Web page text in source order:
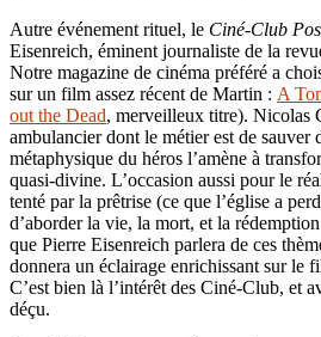
Autre événement rituel, le Ciné-Club
Eisenreich, éminent journaliste de la
Notre magazine de cinéma préféré a
sur un film assez récent de Martin : A
out the Dead, merveilleux titre). Nicolas
ambulancier dont le métier est de sauver
métaphysique du héros l’amène à
quasi-divine. L’occasion aussi pour le
tenté par la prêtrise (ce que l’église a
d’aborder la vie, la mort, et la
que Pierre Eisenreich parlera de ces
donnera un éclairage enrichissant sur le
C’est bien là l’intérêt des Ciné-Club, et
déçu.